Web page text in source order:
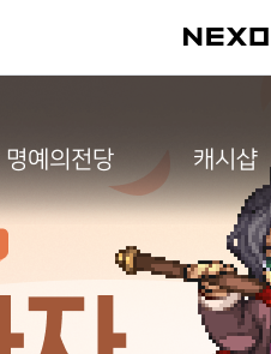
명예의전당 캐시샵